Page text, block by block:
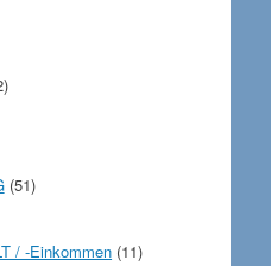
(51)
/ -Einkommen (11)